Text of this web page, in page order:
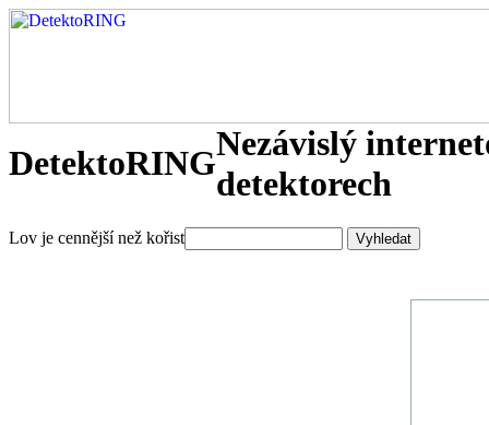
DetektoRINGNezávislý
detektorech
Lov je cennější než kořist